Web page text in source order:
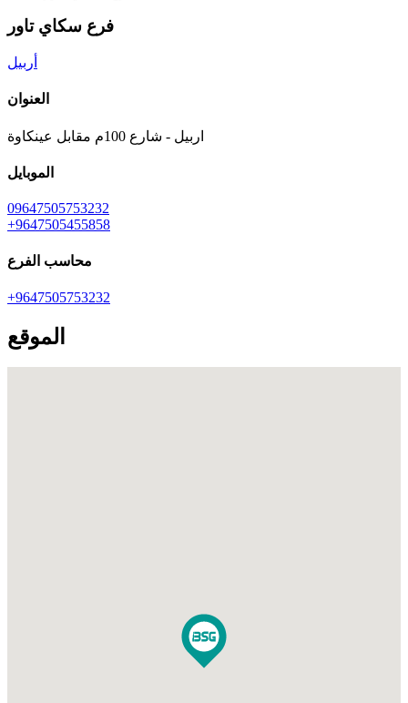
فرع سکاي تاور
أربيل
العنوان
اربیل - شارع 100م مقابل عینکاوة
الموبايل
09647505753232
+9647505455858
محاسب الفرع
+9647505753232
الموقع